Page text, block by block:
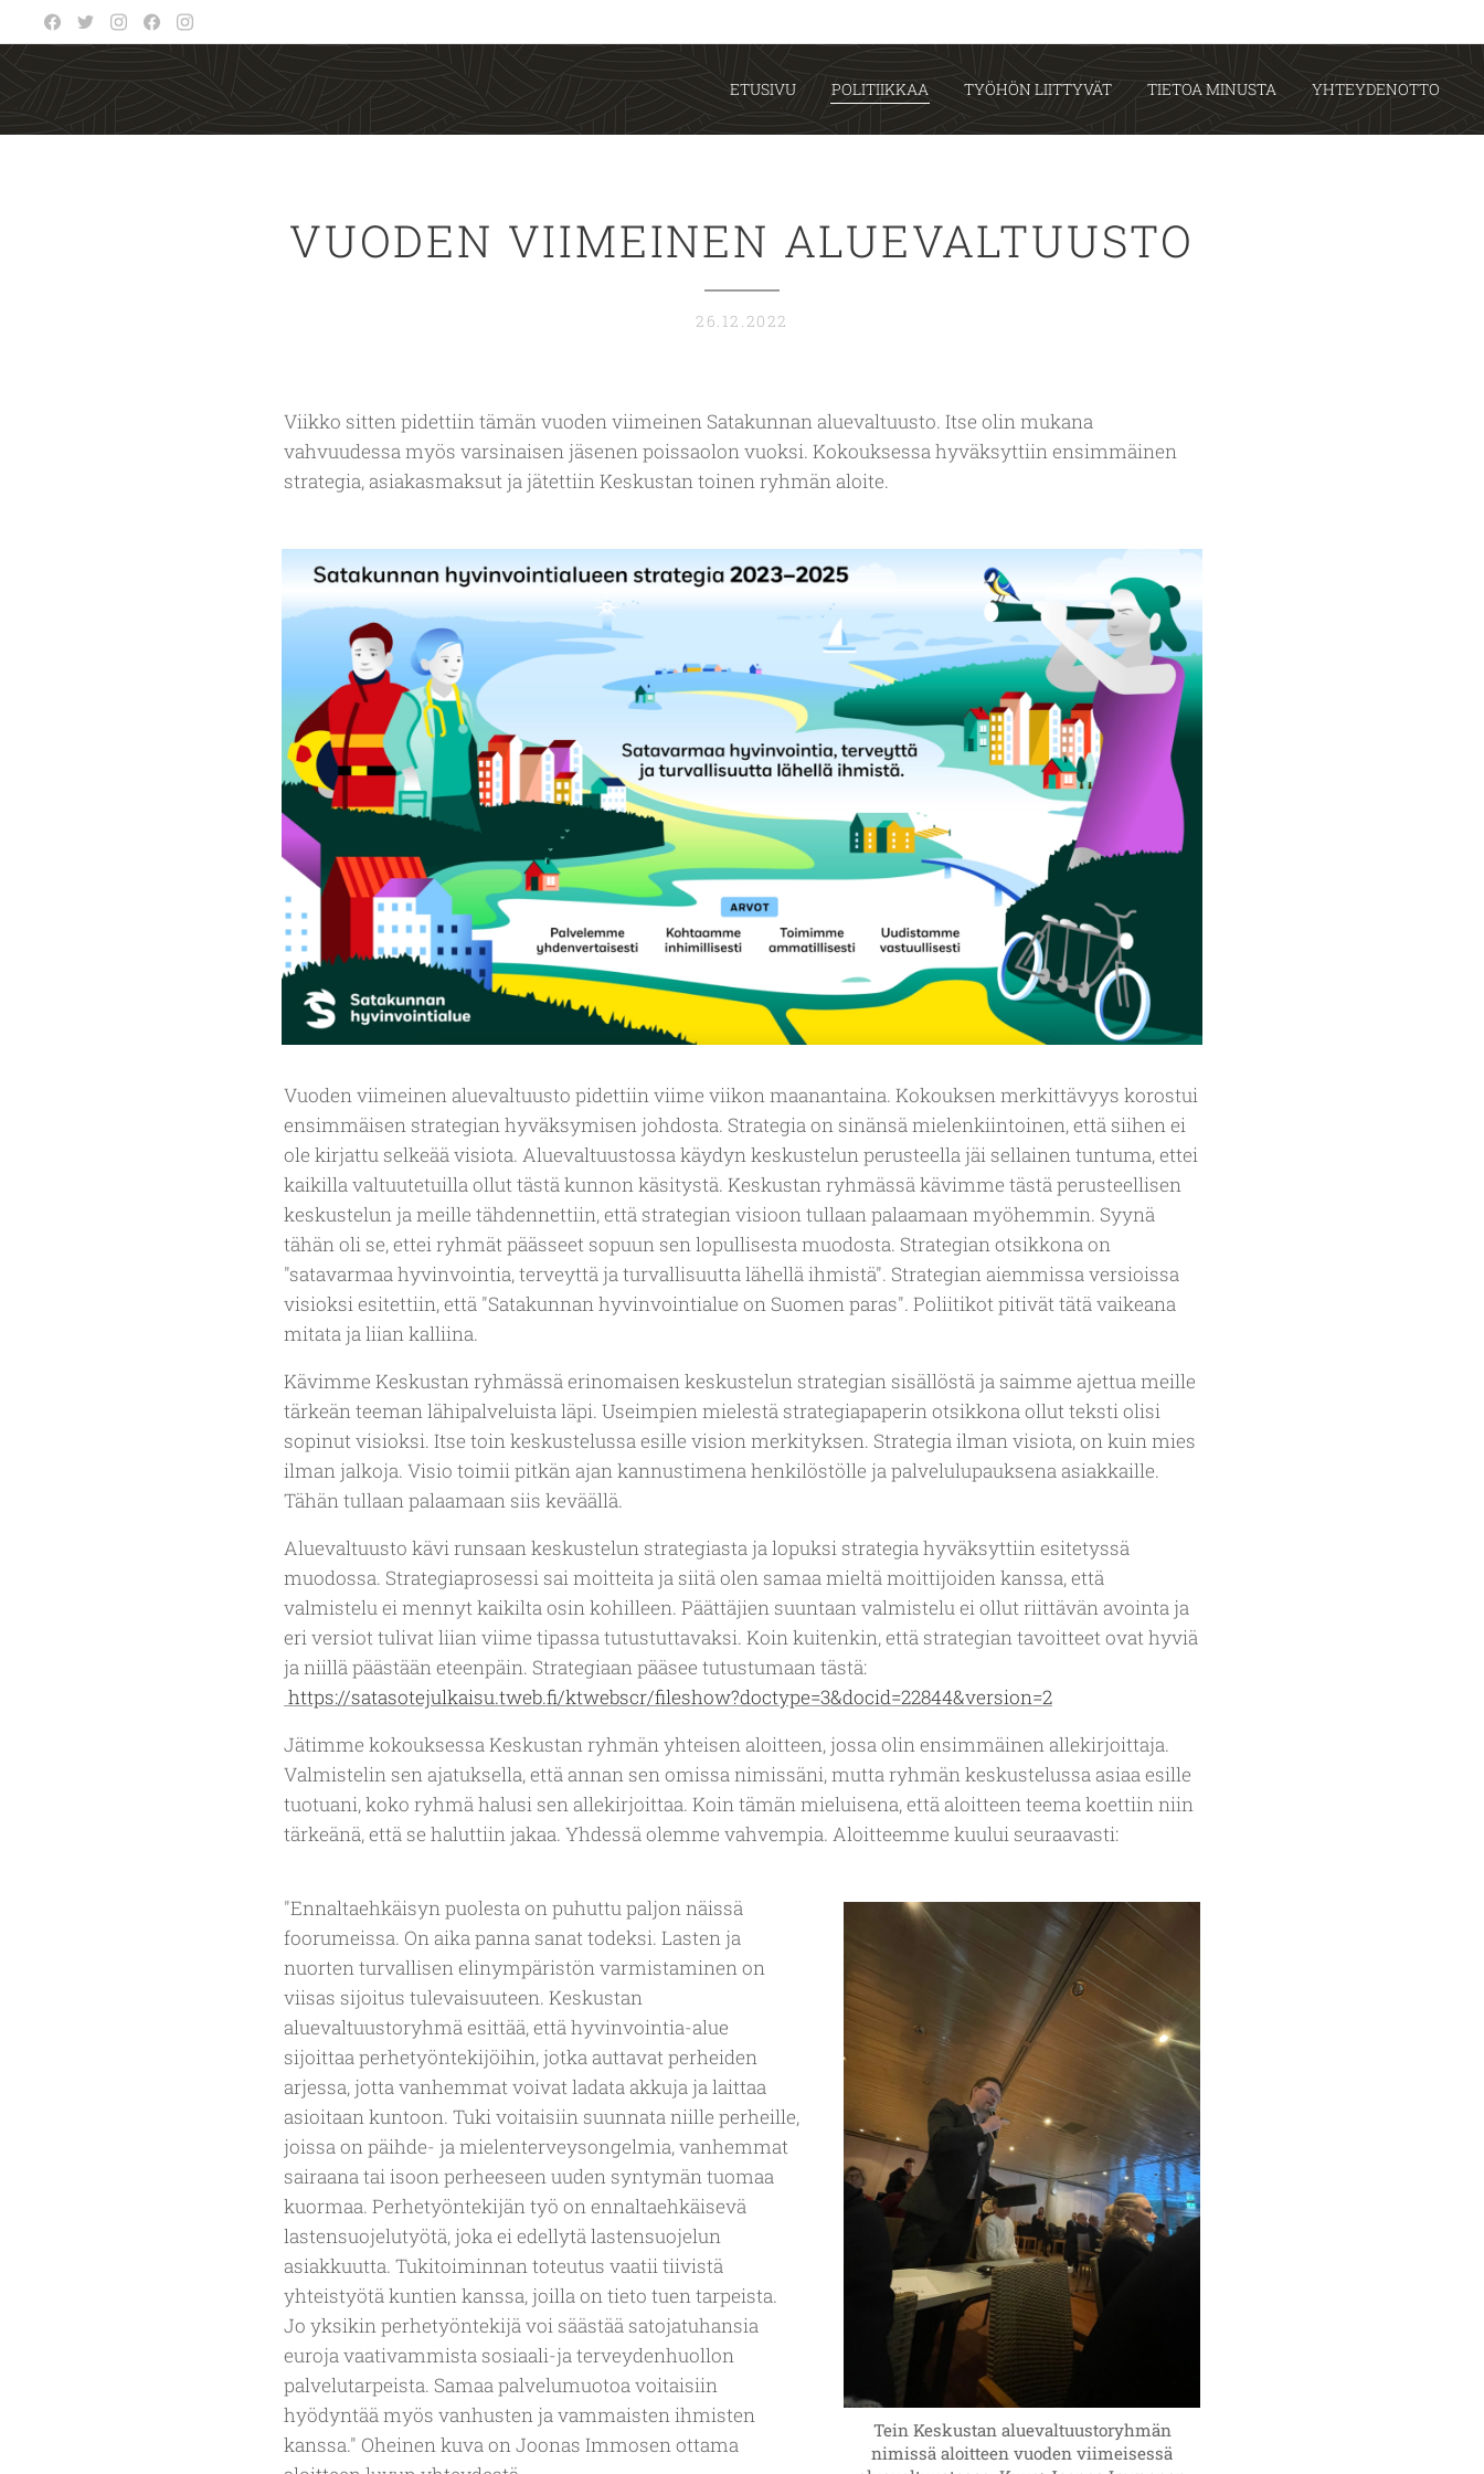
ETUSIVU POLITIIKKAA TYÖHÖN LIITTYVÄT TIETOA MINUSTA YHTEYDENOTTO
VUODEN VIIMEINEN ALUEVALTUUSTO
26.12.2022
Viikko sitten pidettiin tämän vuoden viimeinen Satakunnan aluevaltuusto. Itse olin mukana
vahvuudessa myös varsinaisen jäsenen poissaolon vuoksi. Kokouksessa hyväksyttiin ensimmäinen
strategia, asiakasmaksut ja jätettiin Keskustan toinen ryhmän aloite.
Vuoden viimeinen aluevaltuusto pidettiin viime viikon maanantaina. Kokouksen merkittävyys korostui
ensimmäisen strategian hyväksymisen johdosta. Strategia on sinänsä mielenkiintoinen, että siihen ei
ole kirjattu selkeää visiota. Aluevaltuustossa käydyn keskustelun perusteella jäi sellainen tuntuma, ettei
kaikilla valtuutetuilla ollut tästä kunnon käsitystä. Keskustan ryhmässä kävimme tästä perusteellisen
keskustelun ja meille tähdennettiin, että strategian visioon tullaan palaamaan myöhemmin. Syynä
tähän oli se, ettei ryhmät päässeet sopuun sen lopullisesta muodosta. Strategian otsikkona on
"satavarmaa hyvinvointia, terveyttä ja turvallisuutta lähellä ihmistä". Strategian aiemmissa versioissa
visioksi esitettiin, että "Satakunnan hyvinvointialue on Suomen paras". Poliitikot pitivät tätä vaikeana
mitata ja liian kalliina.
Kävimme Keskustan ryhmässä erinomaisen keskustelun strategian sisällöstä ja saimme ajettua meille
tärkeän teeman lähipalveluista läpi. Useimpien mielestä strategiapaperin otsikkona ollut teksti olisi
sopinut visioksi. Itse toin keskustelussa esille vision merkityksen. Strategia ilman visiota, on kuin mies
ilman jalkoja. Visio toimii pitkän ajan kannustimena henkilöstölle ja palvelulupauksena asiakkaille.
Tähän tullaan palaamaan siis keväällä.
Aluevaltuusto kävi runsaan keskustelun strategiasta ja lopuksi strategia hyväksyttiin esitetyssä
muodossa. Strategiaprosessi sai moitteita ja siitä olen samaa mieltä moittijoiden kanssa, että
valmistelu ei mennyt kaikilta osin kohilleen. Päättäjien suuntaan valmistelu ei ollut riittävän avointa ja
eri versiot tulivat liian viime tipassa tutustuttavaksi. Koin kuitenkin, että strategian tavoitteet ovat hyviä
ja niillä päästään eteenpäin. Strategiaan pääsee tutustumaan tästä:
https://satasotejulkaisu.tweb.fi/ktwebscr/fileshow?doctype=3&docid=22844&version=2
Jätimme kokouksessa Keskustan ryhmän yhteisen aloitteen, jossa olin ensimmäinen allekirjoittaja.
Valmistelin sen ajatuksella, että annan sen omissa nimissäni, mutta ryhmän keskustelussa asiaa esille
tuotuani, koko ryhmä halusi sen allekirjoittaa. Koin tämän mieluisena, että aloitteen teema koettiin niin
tärkeänä, että se haluttiin jakaa. Yhdessä olemme vahvempia. Aloitteemme kuului seuraavasti:
Tein Keskustan aluevaltuustoryhmän
nimissä aloitteen vuoden viimeisessä
"Ennaltaehkäisyn puolesta on puhuttu paljon näissä
foorumeissa. On aika panna sanat todeksi. Lasten ja
nuorten turvallisen elinympäristön varmistaminen on
viisas sijoitus tulevaisuuteen. Keskustan
aluevaltuustoryhmä esittää, että hyvinvointia-alue
sijoittaa perhetyöntekijöihin, jotka auttavat perheiden
arjessa, jotta vanhemmat voivat ladata akkuja ja laittaa
asioitaan kuntoon. Tuki voitaisiin suunnata niille perheille,
joissa on päihde- ja mielenterveysongelmia, vanhemmat
sairaana tai isoon perheeseen uuden syntymän tuomaa
kuormaa. Perhetyöntekijän työ on ennaltaehkäisevä
lastensuojelutyötä, joka ei edellytä lastensuojelun
asiakkuutta. Tukitoiminnan toteutus vaatii tiivistä
yhteistyötä kuntien kanssa, joilla on tieto tuen tarpeista.
Jo yksikin perhetyöntekijä voi säästää satojatuhansia
euroja vaativammista sosiaali-ja terveydenhuollon
palvelutarpeista. Samaa palvelumuotoa voitaisiin
hyödyntää myös vanhusten ja vammaisten ihmisten
kanssa." Oheinen kuva on Joonas Immosen ottama